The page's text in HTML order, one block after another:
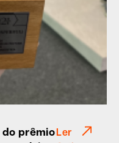
do prêmioLer